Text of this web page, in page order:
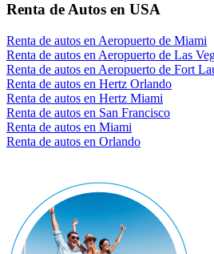
Renta de Autos en USA
Renta de autos en Aeropuerto de Miami
Renta de autos en Aeropuerto de Las
Renta de autos en Aeropuerto de Fort
Renta de autos en Hertz Orlando
Renta de autos en Hertz Miami
Renta de autos en San Francisco
Renta de autos en Miami
Renta de autos en Orlando